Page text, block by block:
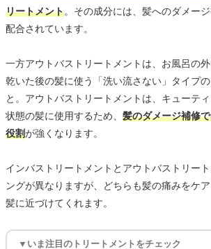
リートメント。その成分には、髪へのダメー
配合されています。
一方アウトバストリートメントは、お風呂の外
乾いた後の髪に使う「洗い流さない」タイプ
と。アウトバストリートメントは、キューテ
状態の髪に使用するため、 髪のダメージ補修
役割が強くなります。
インバストリートメントとアウトバストリー
ングが異なりますが、どちらも髪の痛みをケ
髪に近づけてくれます。
▼いま注目のトリートメントをチェック